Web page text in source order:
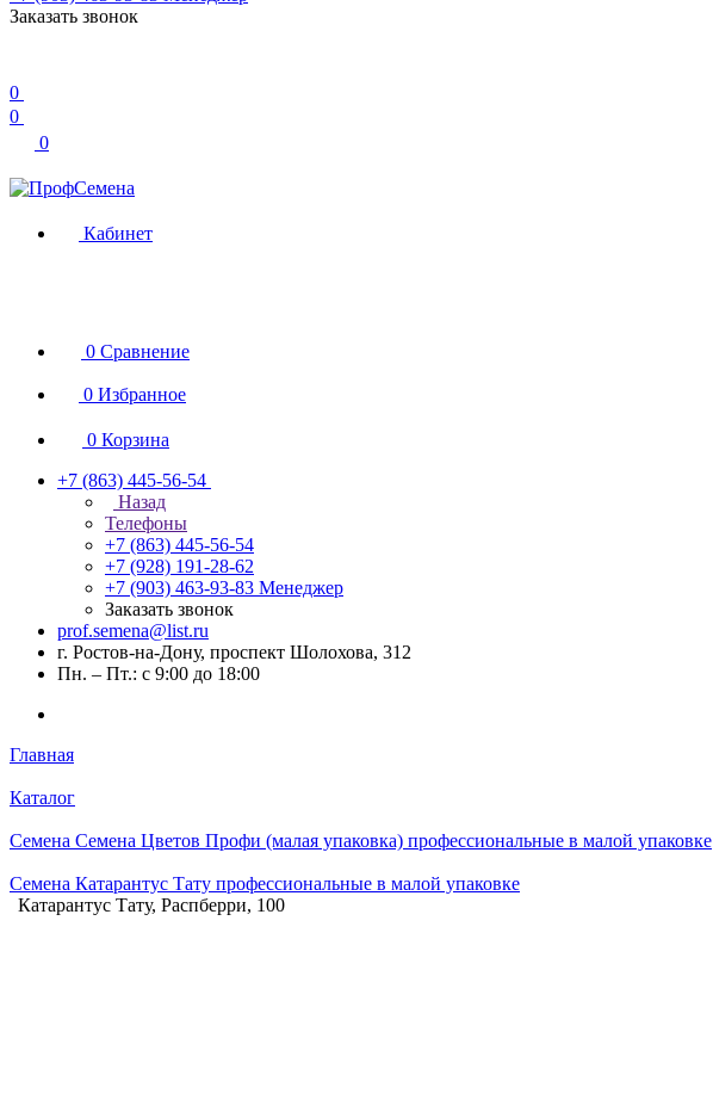
Заказать звонок
0
0
0
Кабинет
0 Сравнение
0 Избранное
0 Корзина
+7 (863) 445-56-54
Назад
Телефоны
+7 (863) 445-56-54
+7 (928) 191-28-62
+7 (903) 463-93-83 Менеджер
Заказать звонок
prof.semena@list.ru
г. Ростов-на-Дону, проспект Шолохова, 312
Пн. – Пт.: с 9:00 до 18:00
Главная
Каталог
Семена Семена Цветов Профи (малая упаковка) профессиональные в малой упаковке
Семена Катарантус Тату профессиональные в малой упаковке
Катарантус Тату, Распберри, 100